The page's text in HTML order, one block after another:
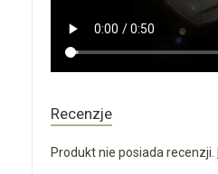
Recenzje
Produkt nie posiada recenzji.